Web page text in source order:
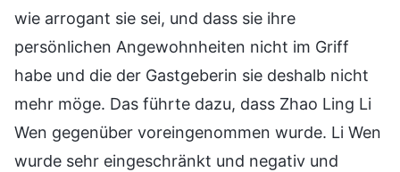
wie arrogant sie sei, und dass sie ihre
persönlichen Angewohnheiten nicht im Griff
habe und die der Gastgeberin sie deshalb nicht
mehr möge. Das führte dazu, dass Zhao Ling Li
Wen gegenüber voreingenommen wurde. Li Wen
wurde sehr eingeschränkt und negativ und